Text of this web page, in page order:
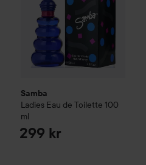
Samba
Ladies Eau de Toilette 100
ml
299 kr